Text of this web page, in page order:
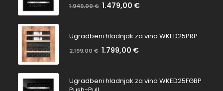
Bez
1.949,00€ Na
1.479,00 €
Ugradbeni hladnjak za vino WKED25PRP
Bez
2.199,00€ Na
1.799,00 €
Ugradbeni hladnjak za vino WKED25FGBP